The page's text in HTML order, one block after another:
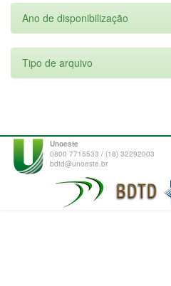
Ano de disponibilização
Tipo de arquivo
Unoeste
0800 7715533 / (18) 32292003
bdtd@unoeste.br